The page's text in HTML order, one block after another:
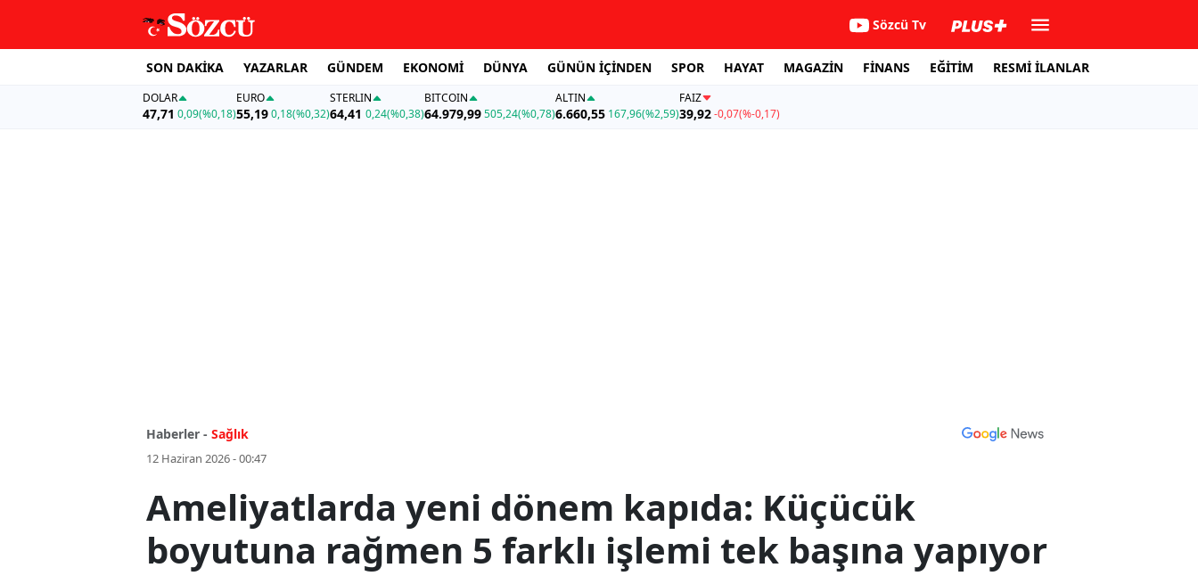
Sözcü Tv
SON DAKİKA YAZARLAR GÜNDEM EKONOMİ DÜNYA GÜNÜN İÇİNDEN SPOR HAYAT MAGAZİN FİNANS EĞİTİM RESMİ İLANLAR
DOLAR
47,71 0,09(%0,18)
EURO
55,19 0,18(%0,32)
STERLIN
64,41 0,24(%0,38)
BITCOIN
64.979,99505,24(%0,78)
ALTIN
6.660,55 167,96(%2,59)
FAİZ
39,92-0,07(%-0,17)
Haberler - Sağlık
12 Haziran 2026 - 00:47
Ameliyatlarda yeni dönem kapıda: Küçücük
boyutuna rağmen 5 farklı işlemi tek başına yapıyor